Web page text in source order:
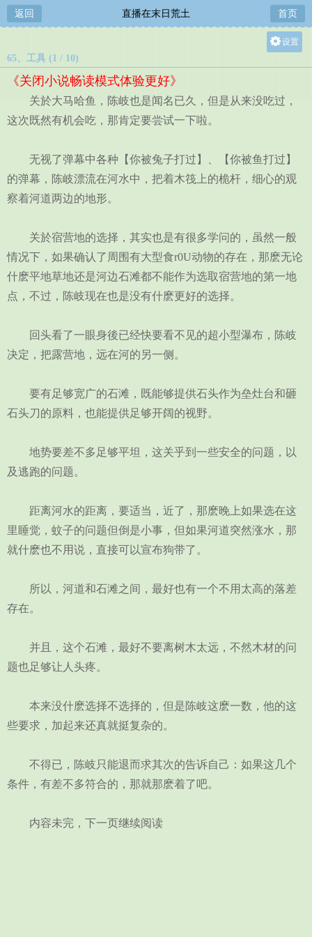
返回 直播在末日荒土 首页
设置
中
65、工具 (1 / 10)
《关闭小说畅读模式体验更好》
关於大马哈鱼，陈岐也是闻名已久，但是从来没吃过，
这次既然有机会吃，那肯定要尝试一下啦。
无视了弹幕中各种【你被兔子打过】、【你被鱼打过】
的弹幕，陈岐漂流在河水中，把着木筏上的桅杆，细心的观
察着河道两边的地形。
关於宿营地的选择，其实也是有很多学问的，虽然一般
情况下，如果确认了周围有大型食r0U动物的存在，那麽无论
什麽平地草地还是河边石滩都不能作为选取宿营地的第一地
点，不过，陈岐现在也是没有什麽更好的选择。
回头看了一眼身後已经快要看不见的超小型瀑布，陈岐
决定，把露营地，远在河的另一侧。
要有足够宽广的石滩，既能够提供石头作为垒灶台和砸
石头刀的原料，也能提供足够开阔的视野。
地势要差不多足够平坦，这关乎到一些安全的问题，以
及逃跑的问题。
距离河水的距离，要适当，近了，那麽晚上如果选在这
里睡觉，蚊子的问题但倒是小事，但如果河道突然涨水，那
就什麽也不用说，直接可以宣布狗带了。
所以，河道和石滩之间，最好也有一个不用太高的落差
存在。
并且，这个石滩，最好不要离树木太远，不然木材的问
题也足够让人头疼。
本来没什麽选择不选择的，但是陈岐这麽一数，他的这
些要求，加起来还真就挺复杂的。
不得已，陈岐只能退而求其次的告诉自己：如果这几个
条件，有差不多符合的，那就那麽着了吧。
内容未完，下一页继续阅读